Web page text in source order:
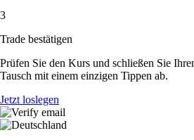
3
Trade bestätigen
Prüfen Sie den Kurs und schließen Sie
Tausch mit einem einzigen Tippen ab.
Jetzt loslegen